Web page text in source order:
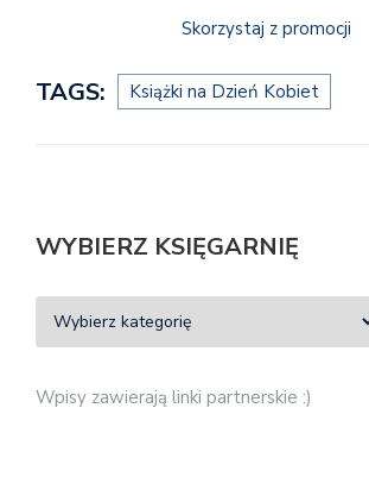
Skorzystaj z promocji
TAGS: Książki na Dzień Kobiet
WYBIERZ KSIĘGARNIĘ
Wpisy zawierają linki partnerskie :)